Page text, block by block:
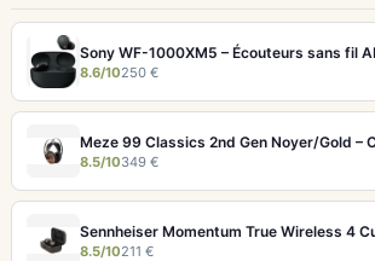
8.6/10250 €
8.5/10349 €
8.5/10211 €